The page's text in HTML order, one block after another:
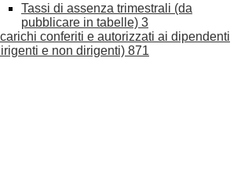
Tassi di assenza trimestrali (da
pubblicare in tabelle) 3
conferiti e autorizzati ai dipendenti
e non dirigenti) 871